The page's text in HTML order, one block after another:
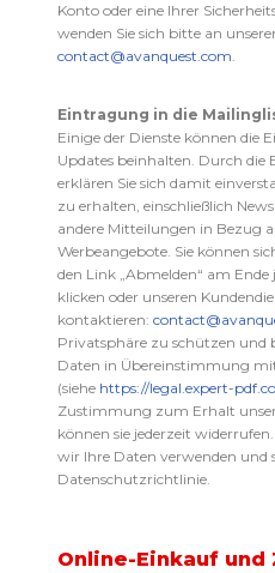
Konto oder eine Ihrer
wenden Sie sich bitte an
contact@avanquest.com.
Eintragung in die
Einige der Dienste können die
Updates beinhalten. Durch
erklären Sie sich damit
zu erhalten, einschließlich
andere Mitteilungen in Bezug
Werbeangebote. Sie können
den Link „Abmelden“ am Ende
klicken oder unseren
kontaktieren:
Privatsphäre zu schützen und
Daten in Übereinstimmung
(siehe https://legal.expert-
Zustimmung zum Erhalt
können sie jederzeit
wir Ihre Daten verwenden und
Datenschutzrichtlinie.
Online-Einkauf